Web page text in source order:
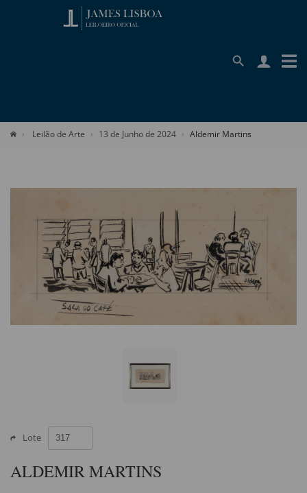
Leilão de Arte 13 de Junho de 2024 Aldemir Martins
Lote
ALDEMIR MARTINS